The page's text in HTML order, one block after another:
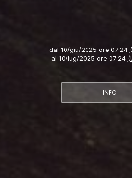
dal 10/giu/2025 ore 07:24
al 10/lug/2025 ore 07:24
INFO